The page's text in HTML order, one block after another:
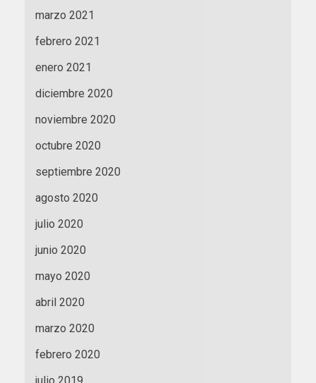
marzo 2021
febrero 2021
enero 2021
diciembre 2020
noviembre 2020
octubre 2020
septiembre 2020
agosto 2020
julio 2020
junio 2020
mayo 2020
abril 2020
marzo 2020
febrero 2020